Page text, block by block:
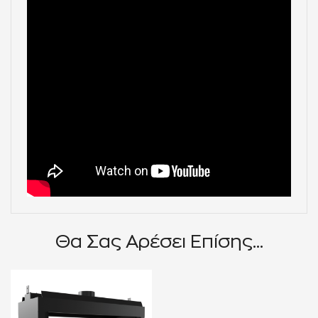
Θα Σας Αρέσει Επίσης...